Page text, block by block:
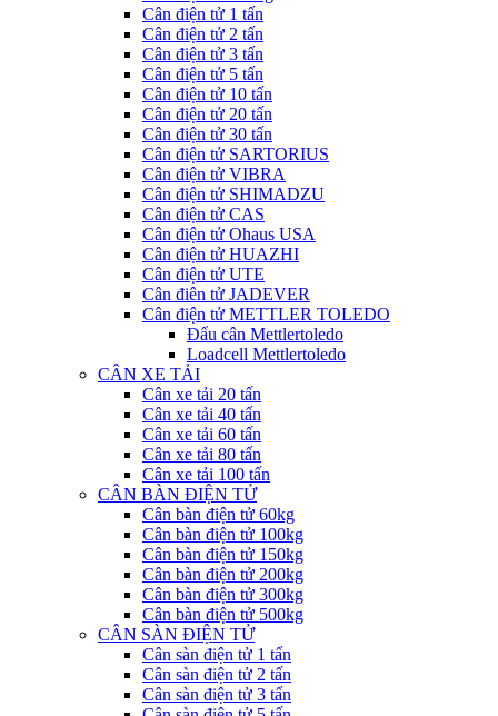
Cân điện tử 1 tấn
Cân điện tử 2 tấn
Cân điện tử 3 tấn
Cân điện tử 5 tấn
Cân điện tử 10 tấn
Cân điện tử 20 tấn
Cân điện tử 30 tấn
Cân điện tử SARTORIUS
Cân điện tử VIBRA
Cân điện tử SHIMADZU
Cân điện tử CAS
Cân điện tử Ohaus USA
Cân điện tử HUAZHI
Cân điện tử UTE
Cân điên tử JADEVER
Cân điện tử METTLER TOLEDO
Đẩu cân Mettlertoledo
Loadcell Mettlertoledo
CÂN XE TẢI
Cân xe tải 20 tấn
Cân xe tải 40 tấn
Cân xe tải 60 tấn
Cân xe tải 80 tấn
Cân xe tải 100 tấn
CÂN BÀN ĐIỆN TỬ
Cân bàn điện tử 60kg
Cân bàn điện tử 100kg
Cân bàn điện tử 150kg
Cân bàn điện tử 200kg
Cân bàn điện tử 300kg
Cân bàn điện tử 500kg
CÂN SÀN ĐIỆN TỬ
Cân sàn điện tử 1 tấn
Cân sàn điện tử 2 tấn
Cân sàn điện tử 3 tấn